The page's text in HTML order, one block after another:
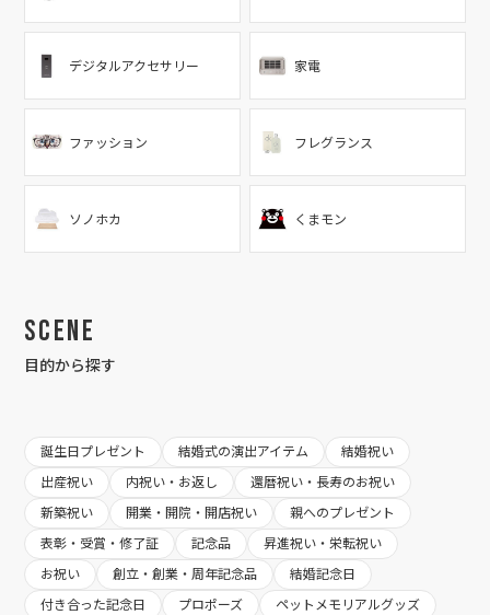
デジタルアクセサリー 家電
ファッション フレグランス
ソノホカ くまモン
Scene
目的から探す
誕生日プレゼント 結婚式の演出アイテム
結婚祝い
出産祝い
内祝い・お返し
還暦祝い・長寿のお祝い
新築祝い
開業・開院・開店祝い
親へのプレゼント
表彰・受賞・修了証
記念品
昇進祝い・栄転祝い
お祝い
創立・創業・周年記念品
結婚記念日
付き合った記念日
プロポーズ
ペットメモリアルグッズ